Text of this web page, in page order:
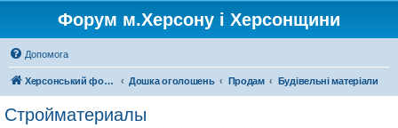
Форум м.Херсону і Херсонщини
Допомога
Херсонський форум Дошка оголошень Продам Будівельні матеріали
Стройматериалы